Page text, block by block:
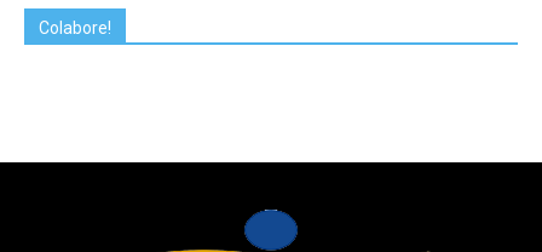
Colabore!